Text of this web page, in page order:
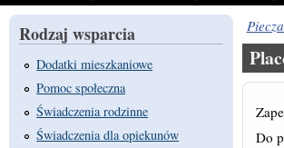
Rodzaj wsparcia
Dodatki mieszkaniowe
Pomoc społeczna
Świadczenia rodzinne
Świadczenia dla opiekunów
Do